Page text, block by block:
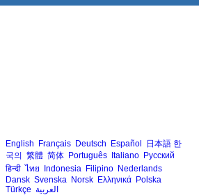
English Français Deutsch Español 日本語 한
국의 繁體 简体 Português Italiano Русский
हिन्दी ไทย Indonesia Filipino Nederlands
Dansk Svenska Norsk Ελληνικά Polska
Türkçe العربية